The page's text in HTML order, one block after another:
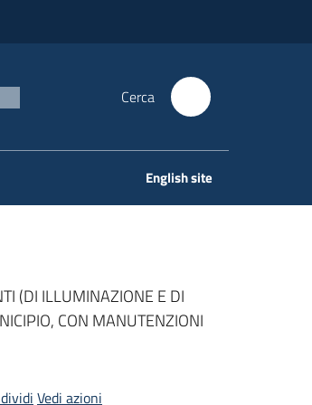
Cerca
English site
(DI ILLUMINAZIONE E DI
CON MANUTENZIONI
Vedi azioni